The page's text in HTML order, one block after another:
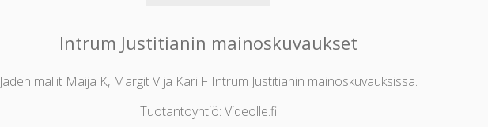
Intrum Justitianin mainoskuvaukset
Jaden mallit Maija K, Margit V ja Kari F Intrum Justitianin mainoskuvauksissa.
Tuotantoyhtiö: Videolle.fi